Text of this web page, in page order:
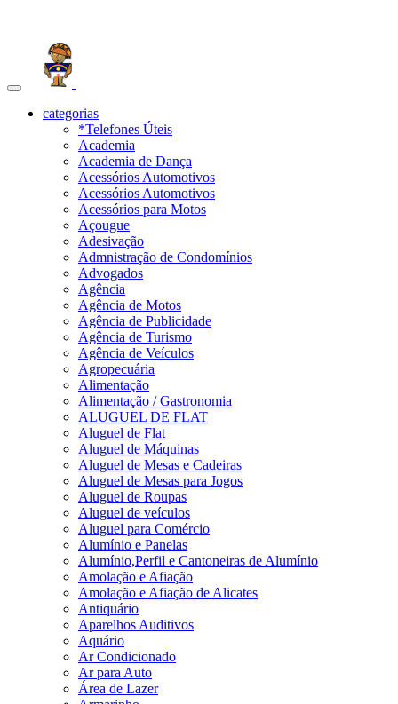
Toggle
navigationcategorias
*Telefones Úteis
Academia
Academia de Dança
Acessórios Automotivos
Acessórios Automotivos
Acessórios para Motos
Açougue
Adesivação
Admnistração de Condomínios
Advogados
Agência
Agência de Motos
Agência de Publicidade
Agência de Turismo
Agência de Veículos
Agropecuária
Alimentação
Alimentação / Gastronomia
ALUGUEL DE FLAT
Aluguel de Flat
Aluguel de Máquinas
Aluguel de Mesas e Cadeiras
Aluguel de Mesas para Jogos
Aluguel de Roupas
Aluguel de veículos
Aluguel para Comércio
Alumínio e Panelas
Alumínio,Perfil e Cantoneiras de Alumínio
Amolação e Afiação
Amolação e Afiação de Alicates
Antiquário
Aparelhos Auditivos
Aquário
Ar Condicionado
Ar para Auto
Área de Lazer